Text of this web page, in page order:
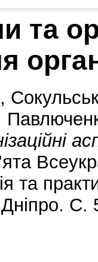
та
,
та
С.